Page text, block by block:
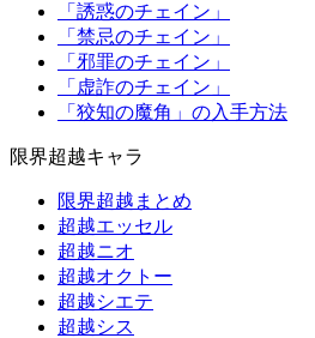
「誘惑のチェイン」
「禁忌のチェイン」
「邪罪のチェイン」
「虚詐のチェイン」
「狡知の魔角」の入手方法
限界超越キャラ
限界超越まとめ
超越エッセル
超越ニオ
超越オクトー
超越シエテ
超越シス